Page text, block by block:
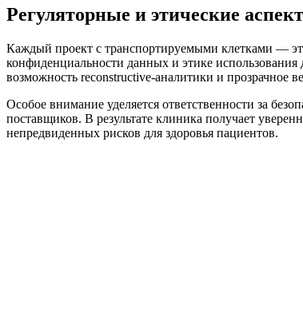
Регуляторные и этические
Каждый проект с транспортируемыми клетками —
конфиденциальности данных и этике
возможность reconstructive-аналитики и прозрачное
Особое внимание уделяется ответственности за
поставщиков. В результате клиника получает
непредвиденных рисков для здоровья пациентов.